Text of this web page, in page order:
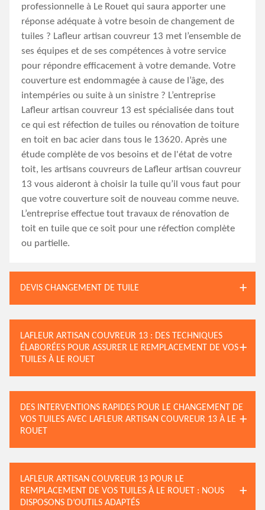
professionnelle à Le Rouet qui saura apporter une
réponse adéquate à votre besoin de changement de
tuiles ? Lafleur artisan couvreur 13 met l’ensemble de
ses équipes et de ses compétences à votre service
pour répondre efficacement à votre demande. Votre
couverture est endommagée à cause de l’âge, des
intempéries ou suite à un sinistre ? L’entreprise
Lafleur artisan couvreur 13 est spécialisée dans tout
ce qui est réfection de tuiles ou rénovation de toiture
en toit en bac acier dans tous le 13620. Après une
étude complète de vos besoins et de l'état de votre
toit, les artisans couvreurs de Lafleur artisan couvreur
13 vous aideront à choisir la tuile qu’il vous faut pour
que votre couverture soit de nouveau comme neuve.
L’entreprise effectue tout travaux de rénovation de
toit en tuile que ce soit pour une réfection complète
ou partielle.
DEVIS CHANGEMENT DE TUILE
LAFLEUR ARTISAN COUVREUR 13 : DES TECHNIQUES
ÉLABORÉES POUR ASSURER LE REMPLACEMENT DE VOS
TUILES À LE ROUET
DES INTERVENTIONS RAPIDES POUR LE CHANGEMENT DE
VOS TUILES AVEC LAFLEUR ARTISAN COUVREUR 13 À LE
ROUET
LAFLEUR ARTISAN COUVREUR 13 POUR LE
REMPLACEMENT DE VOS TUILES À LE ROUET : NOUS
DISPOSONS D’OUTILS ADAPTÉS